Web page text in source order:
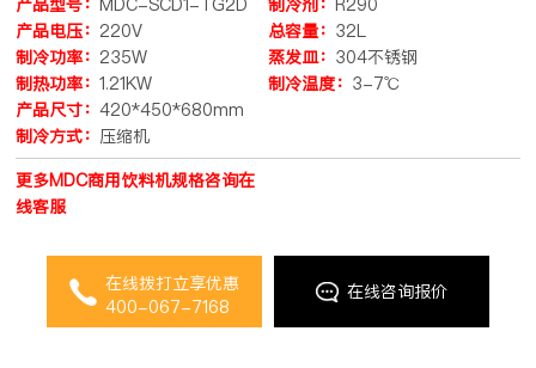
产品型号：MDC-SCD1-TG2D
产品电压： 220V
制冷功率： 235W
制热功率：1.21KW
产品尺寸：420*450*680mm
制冷方式： 压缩机
制冷剂： R290
总容量： 32L
蒸发皿： 304不锈钢
制冷温度： 3-7℃
更多MDC商用饮料机规格咨询在
线客服
在线拨打立享优惠
400-067-7168
在线咨询报价